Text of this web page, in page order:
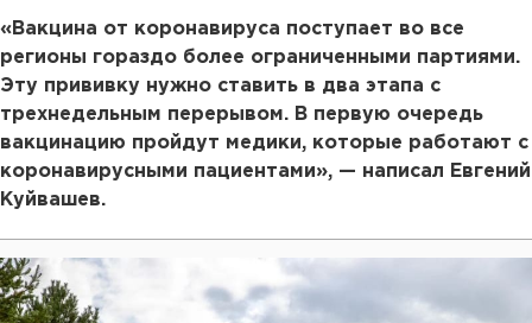
«Вакцина от коронавируса поступает во все
регионы гораздо более ограниченными партиями.
Эту прививку нужно ставить в два этапа с
трехнедельным перерывом. В первую очередь
вакцинацию пройдут медики, которые работают с
коронавирусными пациентами», — написал Евгений
Куйвашев.